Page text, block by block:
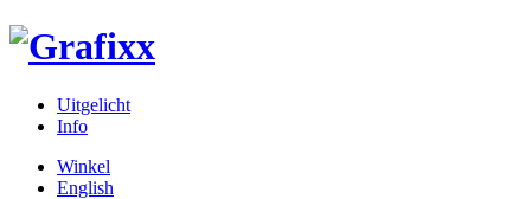
Uitgelicht
Info
Winkel
English